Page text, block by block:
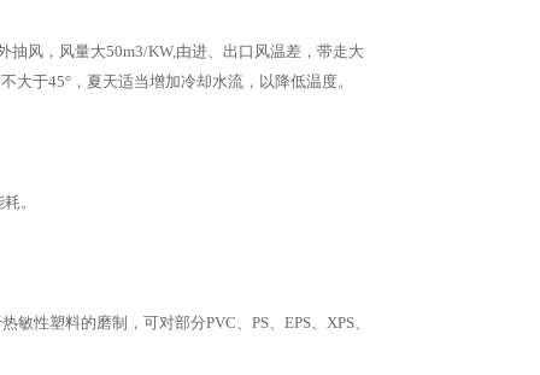
风，风量大50m3/KW,由进、出口风温差，带走大
于45°，夏天适当增加冷却水流，以降低温度。
。
性塑料的磨制，可对部分PVC、PS、EPS、XPS、